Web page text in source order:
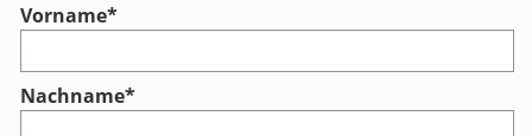
Vorname*
Nachname*